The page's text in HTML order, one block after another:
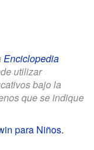
Enciclopedia
utilizar
bajo la
que se indique
para Niños.